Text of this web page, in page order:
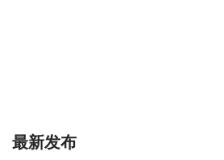
最新发布